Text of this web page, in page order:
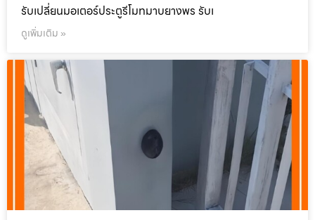
รับเปลี่ยนมอเตอร์ประตูรีโมทมาบยางพร รับเ
ดูเพิ่มเติม »